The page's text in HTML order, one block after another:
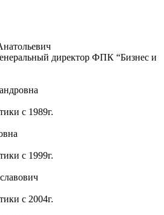
директор ФПК “Бизнес и
с 1989г.
с 1999г.
с 2004г.